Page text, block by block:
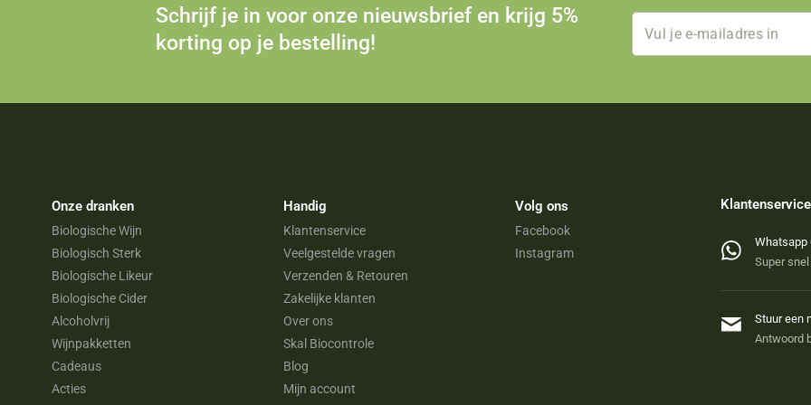
Schrijf je in voor onze nieuwsbrief en krijg 5%
korting op je bestelling!
Onze dranken
Biologische Wijn
Biologisch Sterk
Biologische Likeur
Biologische Cider
Alcoholvrij
Wijnpakketten
Cadeaus
Acties
Handig
Klantenservice
Veelgestelde vragen
Verzenden & Retouren
Zakelijke klanten
Over ons
Skal Biocontrole
Blog
Mijn account
Volg ons
Facebook
Instagram
Klantenservice
Whatsapp
Super
Stuur een
Antwoord